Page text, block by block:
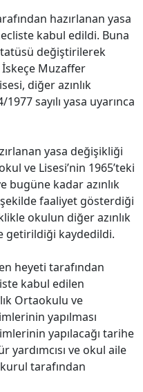
hazırlanan yasa
kabul edildi. Buna
değiştirilerek
İskeçe Muzaffer
diğer azınlık
sayılı yasa uyarınca
yasa değişikliği
ve Lisesi’nin 1965’teki
bugüne kadar azınlık
faaliyet gösterdiği
okulun diğer azınlık
getirildiği kaydedildi.
heyeti tarafından
kabul edilen
Ortaokulu ve
yapılması
yapılacağı tarihe
ve okul aile
tarafından